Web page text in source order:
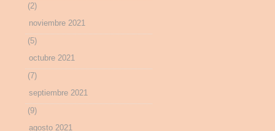
(2)
noviembre 2021
(5)
octubre 2021
(7)
septiembre 2021
(9)
agosto 2021